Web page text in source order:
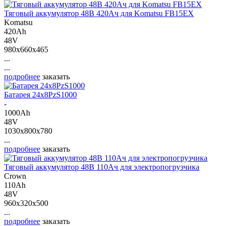
Тяговый аккумулятор 48В 420Ач для Komatsu FB15EX
Komatsu
420Ah
48V
980x660x465
...
...
подробнее заказать
Батарея 24х8PzS1000
-
1000Ah
48V
1030x800x780
...
подробнее заказать
Тяговый аккумулятор 48В 110Ач для электропогрузчика
Crown
110Ah
48V
960x320x500
...
подробнее заказать